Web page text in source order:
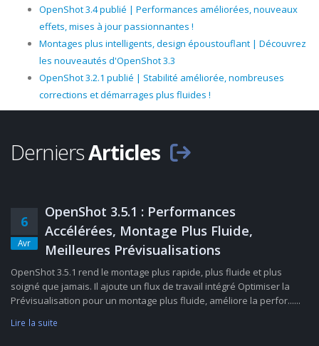
OpenShot 3.4 publié | Performances améliorées, nouveaux
effets, mises à jour passionnantes !
Montages plus intelligents, design époustouflant | Découvrez
les nouveautés d'OpenShot 3.3
OpenShot 3.2.1 publié | Stabilité améliorée, nombreuses
corrections et démarrages plus fluides !
DerniersArticles
6
Avr
OpenShot 3.5.1 : Performances
Accélérées, Montage Plus Fluide,
Meilleures Prévisualisations
OpenShot 3.5.1 rend le montage plus rapide, plus fluide et plus
soigné que jamais. Il ajoute un flux de travail intégré Optimiser la
Prévisualisation pour un montage plus fluide, améliore la perfor......
Lire la suite